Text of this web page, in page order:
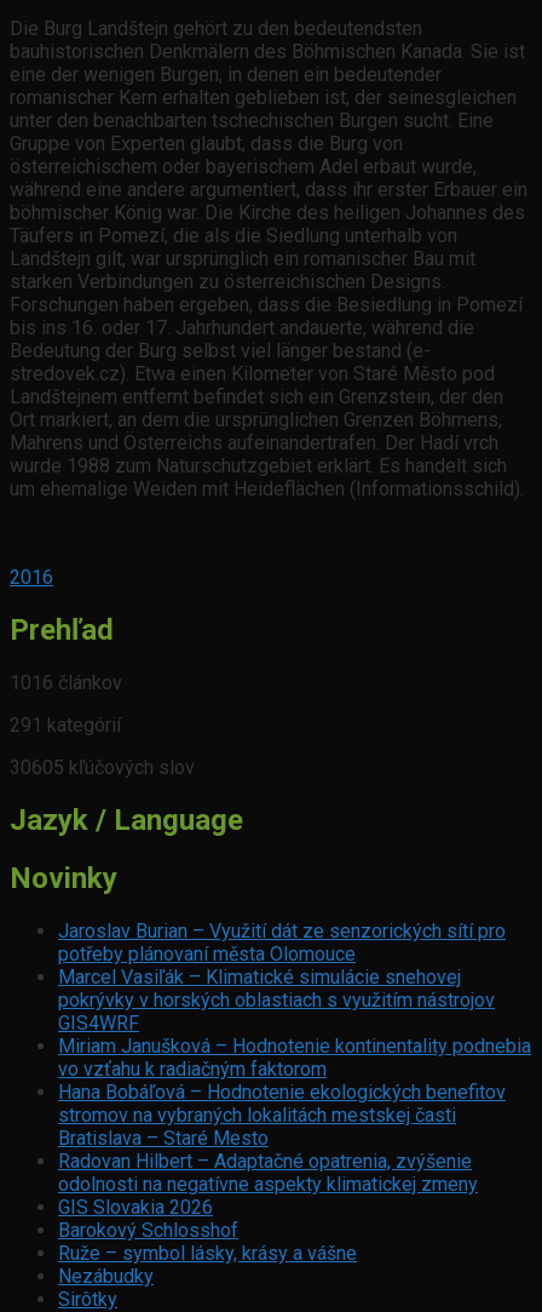
Die Burg Landštejn gehört zu den bedeutendsten
bauhistorischen Denkmälern des Böhmischen Kanada. Sie ist
eine der wenigen Burgen, in denen ein bedeutender
romanischer Kern erhalten geblieben ist, der seinesgleichen
unter den benachbarten tschechischen Burgen sucht. Eine
Gruppe von Experten glaubt, dass die Burg von
österreichischem oder bayerischem Adel erbaut wurde,
während eine andere argumentiert, dass ihr erster Erbauer ein
böhmischer König war. Die Kirche des heiligen Johannes des
Täufers in Pomezí, die als die Siedlung unterhalb von
Landštejn gilt, war ursprünglich ein romanischer Bau mit
starken Verbindungen zu österreichischen Designs.
Forschungen haben ergeben, dass die Besiedlung in Pomezí
bis ins 16. oder 17. Jahrhundert andauerte, während die
Bedeutung der Burg selbst viel länger bestand (e-
stredovek.cz). Etwa einen Kilometer von Staré Město pod
Landštejnem entfernt befindet sich ein Grenzstein, der den
Ort markiert, an dem die ursprünglichen Grenzen Böhmens,
Mährens und Österreichs aufeinandertrafen. Der Hadí vrch
wurde 1988 zum Naturschutzgebiet erklärt. Es handelt sich
um ehemalige Weiden mit Heideflächen (Informationsschild).
2016
Prehľad
1016 článkov
291 kategórií
30605 kľúčových slov
Jazyk / Language
Novinky
Jaroslav Burian – Využití dát ze senzorických sítí pro
potřeby plánovaní města Olomouce
Marcel Vasiľák – Klimatické simulácie snehovej
pokrývky v horských oblastiach s využitím nástrojov
GIS4WRF
Miriam Janušková – Hodnotenie kontinentality podnebia
vo vzťahu k radiačným faktorom
Hana Bobáľová – Hodnotenie ekologických benefitov
stromov na vybraných lokalitách mestskej časti
Bratislava – Staré Mesto
Radovan Hilbert – Adaptačné opatrenia, zvýšenie
odolnosti na negatívne aspekty klimatickej zmeny
GIS Slovakia 2026
Barokový Schlosshof
Ruže – symbol lásky, krásy a vášne
Nezábudky
Sirôtky